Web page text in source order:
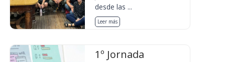
desde las ...
Leer más
1º Jornada